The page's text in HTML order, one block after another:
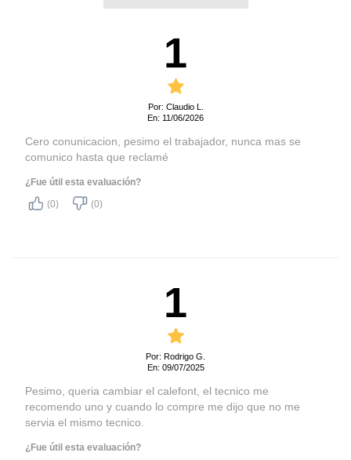
1
Por: Claudio L.
En: 11/06/2026
Cero conunicacion, pesimo el trabajador, nunca mas se
comunico hasta que reclamé
¿Fue útil esta evaluación?
(0)
(0)
1
Por: Rodrigo G.
En: 09/07/2025
Pesimo, queria cambiar el calefont, el tecnico me
recomendo uno y cuando lo compre me dijo que no me
servia el mismo tecnico.
¿Fue útil esta evaluación?